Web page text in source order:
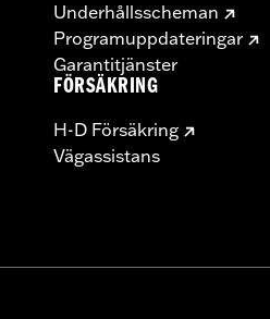
Underhållsscheman
Programuppdateringar
Garantitjänster
FÖRSÄKRING
H-D Försäkring
Vägassistans